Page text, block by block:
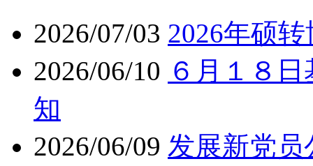
2026/07/03 2026年硕
2026/06/10 ６月１８
知
2026/06/09 发展新党员